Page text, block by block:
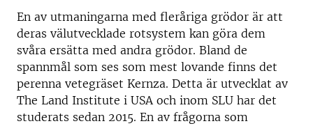
En av utmaningarna med fleråriga grödor är att
deras välutvecklade rotsystem kan göra dem
svåra ersätta med andra grödor. Bland de
spannmål som ses som mest lovande finns det
perenna vetegräset Kernza. Detta är utvecklat av
The Land Institute i USA och inom SLU har det
studerats sedan 2015. En av frågorna som